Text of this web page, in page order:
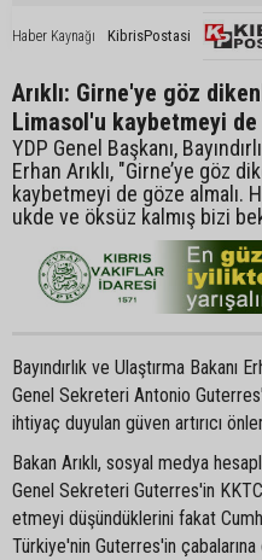
Haber Kaynağı KibrisPostasi
Arıklı: Girne'ye göz
Limasol'u kaybetmeyi de
YDP Genel Başkanı,
Erhan Arıklı, "Girne’ye göz
kaybetmeyi de göze almalı.
ukde ve öksüz kalmış bizi
Bayındırlık ve Ulaştırma Bakanı
Genel Sekreteri Antonio
ihtiyaç duyulan güven artırıcı
Bakan Arıklı, sosyal medya
Genel Sekreteri Guterres'in
etmeyi düşündüklerini fakat
Türkiye'nin Guterres'in